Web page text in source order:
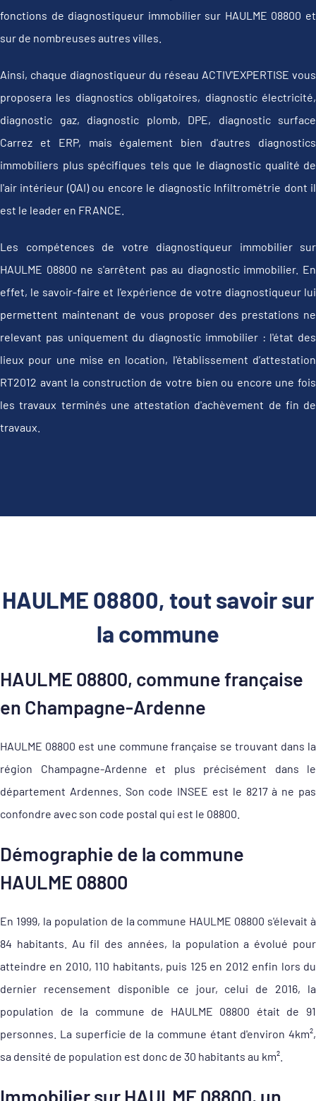
fonctions de diagnostiqueur immobilier sur HAULME 08800 et
sur de nombreuses autres villes.
Ainsi, chaque diagnostiqueur du réseau ACTIV'EXPERTISE vous
proposera les diagnostics obligatoires, diagnostic électricité,
diagnostic gaz, diagnostic plomb, DPE, diagnostic surface
Carrez et ERP, mais également bien d'autres diagnostics
immobiliers plus spécifiques tels que le diagnostic qualité de
l'air intérieur (QAI) ou encore le diagnostic Infiltrométrie dont il
est le leader en FRANCE.
Les compétences de votre diagnostiqueur immobilier sur
HAULME 08800 ne s'arrêtent pas au diagnostic immobilier. En
effet, le savoir-faire et l'expérience de votre diagnostiqueur lui
permettent maintenant de vous proposer des prestations ne
relevant pas uniquement du diagnostic immobilier : l'état des
lieux pour une mise en location, l'établissement d’attestation
RT2012 avant la construction de votre bien ou encore une fois
les travaux terminés une attestation d'achèvement de fin de
travaux.
HAULME 08800, tout savoir sur
la commune
HAULME 08800, commune française
en Champagne-Ardenne
HAULME 08800 est une commune française se trouvant dans la
région Champagne-Ardenne et plus précisément dans le
département Ardennes. Son code INSEE est le 8217 à ne pas
confondre avec son code postal qui est le 08800.
Démographie de la commune
HAULME 08800
En 1999, la population de la commune HAULME 08800 s'élevait à
84 habitants. Au fil des années, la population a évolué pour
atteindre en 2010, 110 habitants, puis 125 en 2012 enfin lors du
dernier recensement disponible ce jour, celui de 2016, la
population de la commune de HAULME 08800 était de 91
personnes. La superficie de la commune étant d'environ 4km²,
sa densité de population est donc de 30 habitants au km².
Immobilier sur HAULME 08800, un